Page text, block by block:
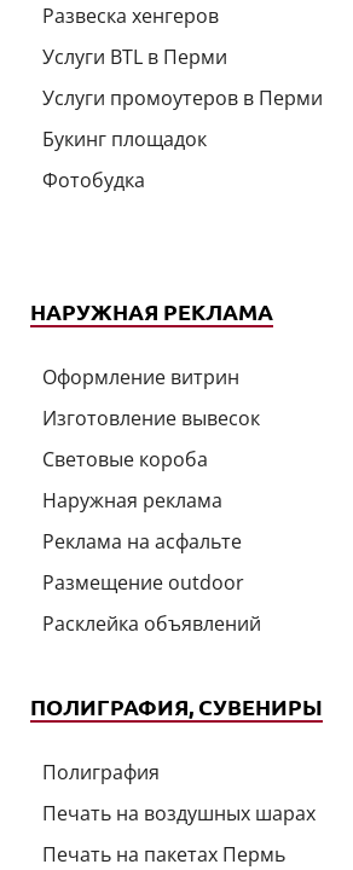
Развеска хенгеров
Услуги BTL в Перми
Услуги промоутеров в Перми
Букинг площадок
Фотобудка
НАРУЖНАЯ РЕКЛАМА
Оформление витрин
Изготовление вывесок
Световые короба
Наружная реклама
Реклама на асфальте
Размещение outdoor
Расклейка объявлений
ПОЛИГРАФИЯ, СУВЕНИРЫ
Полиграфия
Печать на воздушных шарах
Печать на пакетах Пермь